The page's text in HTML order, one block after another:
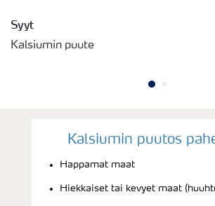
Syyt
Kalsiumin puute
Kalsiumin puutos
Happamat maat
Hiekkaiset tai kevyet maat